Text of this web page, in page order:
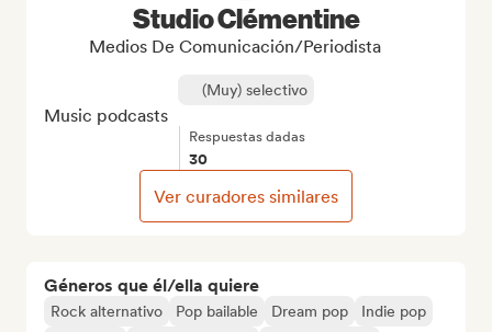
Géneros que él/ella quiere
Rock alternativo Pop bailable Dream pop
Indie pop
Studio Clémentine
Medios De Comunicación/Periodista
(Muy) selectivo
Music podcasts
Respuestas dadas
30
Ver curadores similares